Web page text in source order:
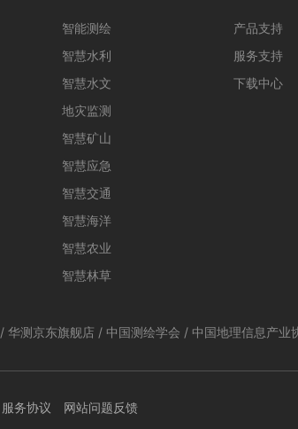
智能测绘
智慧水利
智慧水文
地灾监测
智慧矿山
智慧应急
智慧交通
智慧海洋
智慧农业
智慧林草
产品支持
服务支持
下载中心
/ 华测京东旗舰店 / 中国测绘学会 / 中国地理信息产业
服务协议 网站问题反馈